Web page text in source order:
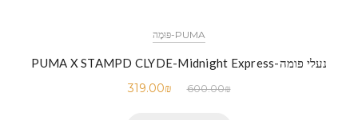
PUMA-פּוּמָה
נעלי פומה-PUMA X STAMPD CLYDE-Midnight Express
600.00₪
319.00₪